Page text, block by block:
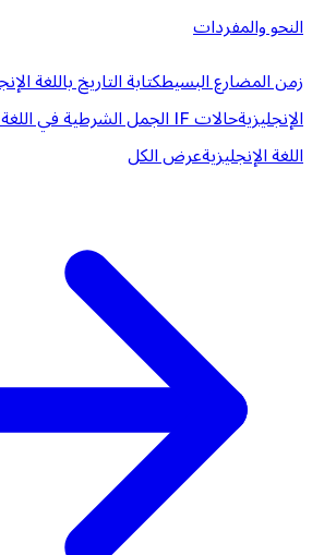
النحو والمفردات
زمن المضارع البسيطكتابة التاريخ باللغة
الإنجليزيةحالات IF الجمل الشرطية في اللغة الإنجليزية
اللغة الإنجليزيةعرض الكل